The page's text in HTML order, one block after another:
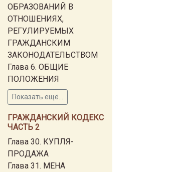
ОБРАЗОВАНИЙ В
ОТНОШЕНИЯХ,
РЕГУЛИРУЕМЫХ
ГРАЖДАНСКИМ
ЗАКОНОДАТЕЛЬСТВОМ
Глава 6. ОБЩИЕ
ПОЛОЖЕНИЯ
Показать ещё...
ГРАЖДАНСКИЙ КОДЕКС
ЧАСТЬ 2
Глава 30. КУПЛЯ-
ПРОДАЖА
Глава 31. МЕНА